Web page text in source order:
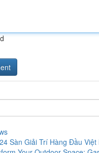
Sàn Giải Trí Hàng Đầu Việt